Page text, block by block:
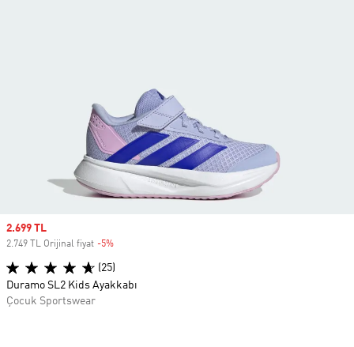
Sale price
2.699 TL
2.749 TL Orijinal fiyat -5%
(25)
Duramo SL2 Kids Ayakkabı
Çocuk Sportswear